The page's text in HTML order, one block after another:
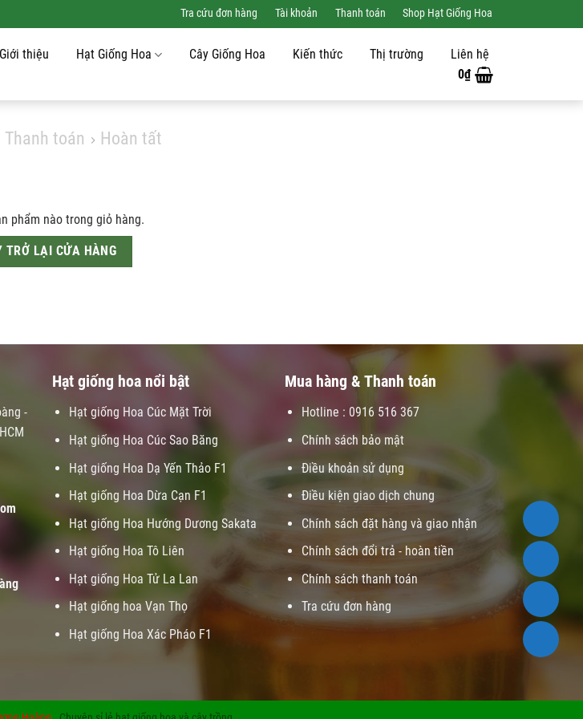
Tra cứu đơn hàng Tài khoản Thanh toán Shop Hạt Giống Hoa
Giới thiệu Hạt Giống Hoa Cây Giống Hoa Kiến thức Thị trường
Liên hệ
0₫
Thanh toán Hoàn tất
phẩm nào trong giỏ hàng.
TRỞ LẠI CỬA HÀNG
-
Hạt giống hoa nổi bật
Hạt giống Hoa Cúc Mặt Trời
Hạt giống Hoa Cúc Sao Băng
Hạt giống Hoa Dạ Yến Thảo F1
Hạt giống Hoa Dừa Cạn F1
Hạt giống Hoa Hướng Dương Sakata
Hạt giống Hoa Tô Liên
Hạt giống Hoa Tử La Lan
Hạt giống hoa Vạn Thọ
Hạt giống Hoa Xác Pháo F1
Mua hàng & Thanh toán
Hotline : 0916 516 367
Chính sách bảo mật
Điều khoản sử dụng
Điều kiện giao dịch chung
Chính sách đặt hàng và giao nhận
Chính sách đổi trả - hoàn tiền
Chính sách thanh toán
Tra cứu đơn hàng